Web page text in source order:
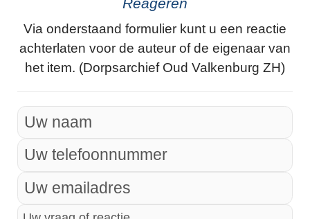
Reageren
Via onderstaand formulier kunt u een reactie
achterlaten voor de auteur of de eigenaar van
het item. (Dorpsarchief Oud Valkenburg ZH)